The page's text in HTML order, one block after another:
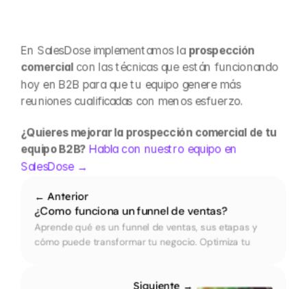
En SalesDose implementamos la prospección
comercial con las técnicas que están funcionando
hoy en B2B para que tu equipo genere más
reuniones cualificadas con menos esfuerzo.
¿Quieres mejorar la prospección comercial de tu
equipo B2B? Habla con nuestro equipo en
SalesDose →
← Anterior
¿Como funciona un funnel de ventas?
Aprende qué es un funnel de ventas, sus etapas y
cómo puede transformar tu negocio. Optimiza tu
Siguiente →